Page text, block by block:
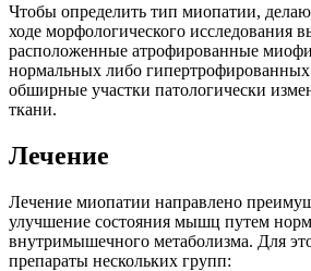
Чтобы определить тип миопатии,
ходе морфологического исследования
расположенные атрофированные
нормальных либо
обширные участки патологически
ткани.
Лечение
Лечение миопатии направлено
улучшение состояния мышц путем
внутримышечного метаболизма. Для
препараты нескольких групп: